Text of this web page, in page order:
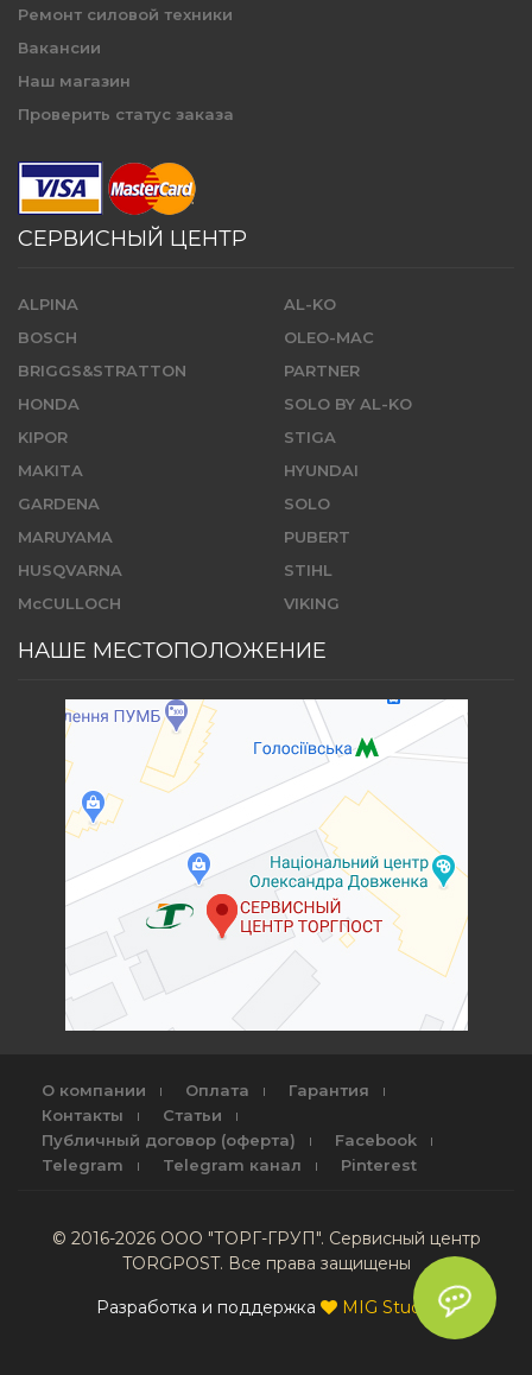
Ремонт силовой техники
Вакансии
Наш магазин
Проверить статус заказа
СЕРВИСНЫЙ ЦЕНТР
ALPINA
BOSCH
BRIGGS&STRATTON
HONDA
KIPOR
MAKITA
GARDENA
MARUYAMA
HUSQVARNA
McCULLOCH
AL-KO
OLEO-MAC
PARTNER
SOLO BY AL-KO
STIGA
HYUNDAI
SOLO
PUBERT
STIHL
VIKING
НАШЕ МЕСТОПОЛОЖЕНИЕ
О компании Оплата
Гарантия
Контакты
Статьи
Публичный договор (оферта)
Facebook
Telegram
Telegram канал Pinterest
© 2016-2026 ООО "ТОРГ-ГРУП". Сервисный центр
TORGPOST. Все права защищены
Разработка и поддержка MIG Studio